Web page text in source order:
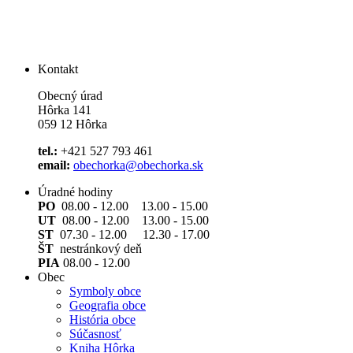
Kontakt
Obecný úrad
Hôrka 141
059 12 Hôrka
tel.: +421 527 793 461
email: obechorka@obechorka.sk
Úradné hodiny
PO 08.00 - 12.00 13.00 - 15.00
UT 08.00 - 12.00 13.00 - 15.00
ST 07.30 - 12.00 12.30 - 17.00
ŠT nestránkový deň
PIA 08.00 - 12.00
Obec
Symboly obce
Geografia obce
História obce
Súčasnosť
Kniha Hôrka